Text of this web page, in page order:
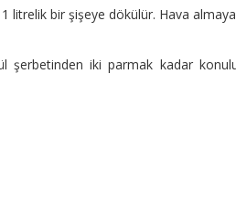
bir şişeye dökülür. Hava
iki parmak kadar